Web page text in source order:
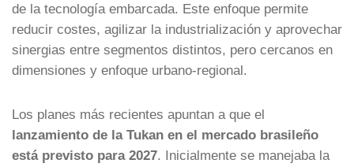
de la tecnología embarcada. Este enfoque permite
reducir costes, agilizar la industrialización y aprovechar
sinergias entre segmentos distintos, pero cercanos en
dimensiones y enfoque urbano-regional.
Los planes más recientes apuntan a que el
lanzamiento de la Tukan en el mercado brasileño
está previsto para 2027. Inicialmente se manejaba la